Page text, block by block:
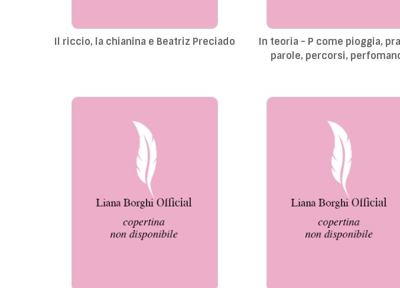
Il riccio, la chianina e Beatriz Preciado
In teoria - P come pioggia, pratica,
parole, percorsi,